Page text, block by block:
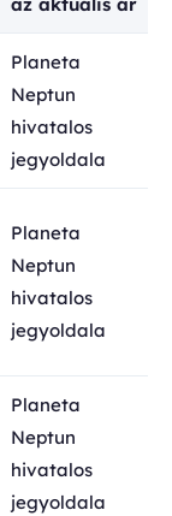
Planeta
Neptun
hivatalos
jegyoldala
Planeta
Neptun
hivatalos
jegyoldala
Planeta
Neptun
hivatalos
jegyoldala